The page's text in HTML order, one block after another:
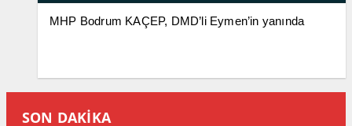
MHP Bodrum KAÇEP, DMD’li Eymen’in yanında
SON DAKİKA